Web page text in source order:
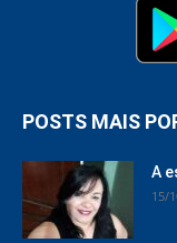
POSTS MAIS
A
15/